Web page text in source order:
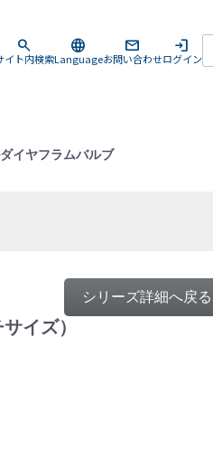
search
イト内検索
language
Language
mail
お問い合わせ
login
ログイン
イヤフラムバルブ
シリーズ詳細へ戻る
イズ）